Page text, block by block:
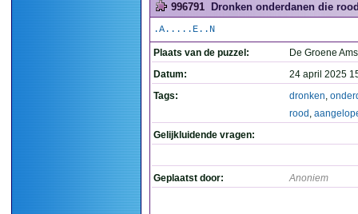
996791 Dronken onderdanen die
.A.....E..N
Plaats van de puzzel:
De Groene
Datum:
24 april 2025
Tags:
dronken,
rood ,
Gelijkluidende vragen:
Geplaatst door: Anoniem